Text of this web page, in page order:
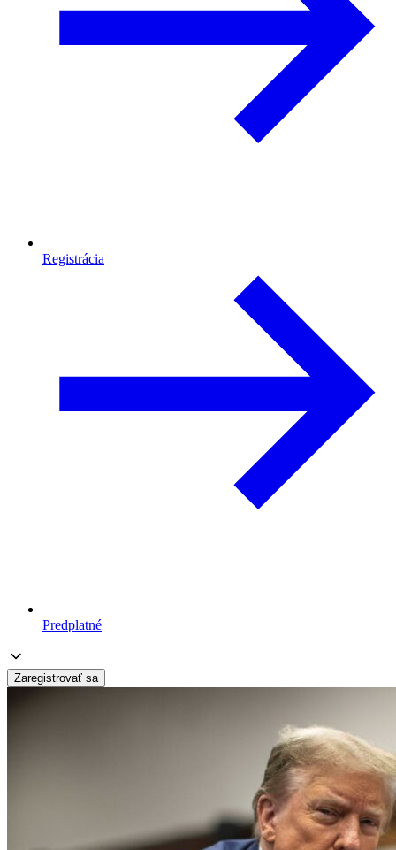
Registrácia
Predplatné
Zaregistrovať sa